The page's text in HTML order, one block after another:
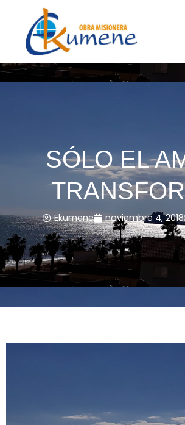
contenido
SÓLO EL
Ekumene noviembre 4, 2018